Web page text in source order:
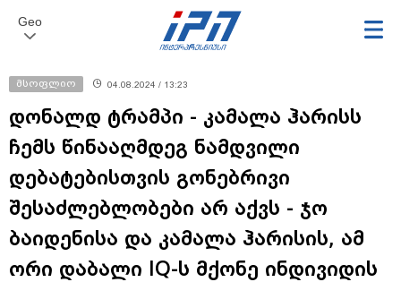
Geo
მსოფლიო 04.08.2024 / 13:23
დონალდ ტრამპი - კამალა ჰარისს
ჩემს წინააღმდეგ ნამდვილი
დებატებისთვის გონებრივი
შესაძლებლობები არ აქვს - ჯო
ბაიდენისა და კამალა ჰარისის, ამ
ორი დაბალი IQ-ს მქონე ინდივიდის